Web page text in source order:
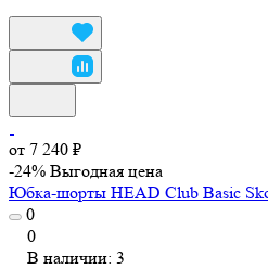
от 7 240 ₽
-24% Выгодная цена
Юбка-шорты HEAD Club Basic
0
0
В наличии: 3